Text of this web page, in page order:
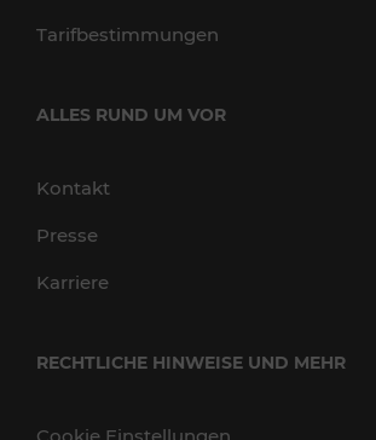
Tarifbestimmungen
ALLES RUND UM VOR
Kontakt
Presse
Karriere
RECHTLICHE HINWEISE UND MEHR